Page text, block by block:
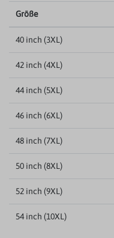
Größe
40 inch (3XL)
42 inch (4XL)
44 inch (5XL)
46 inch (6XL)
48 inch (7XL)
50 inch (8XL)
52 inch (9XL)
54 inch (10XL)